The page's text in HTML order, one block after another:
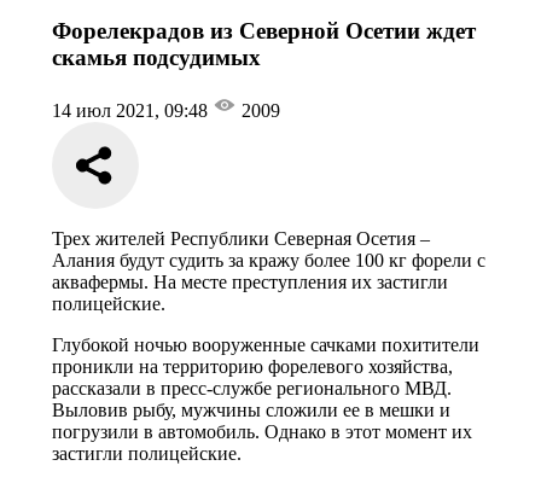
Форелекрадов из Северной Осетии ждет
скамья подсудимых
14 июл 2021, 09:48 2009
Трех жителей Республики Северная Осетия –
Алания будут судить за кражу более 100 кг форели с
аквафермы. На месте преступления их застигли
полицейские.
Глубокой ночью вооруженные сачками похитители
проникли на территорию форелевого хозяйства,
рассказали в пресс-службе регионального МВД.
Выловив рыбу, мужчины сложили ее в мешки и
погрузили в автомобиль. Однако в этот момент их
застигли полицейские.